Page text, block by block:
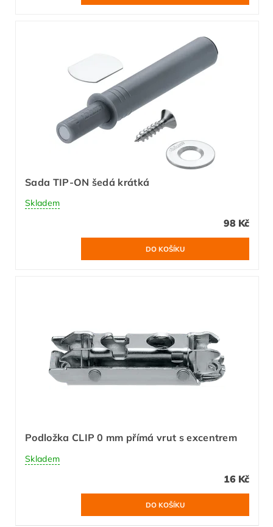
Sada TIP-ON šedá krátká
Skladem
98 Kč
Podložka CLIP 0 mm přímá vrut s excentrem
Skladem
16 Kč